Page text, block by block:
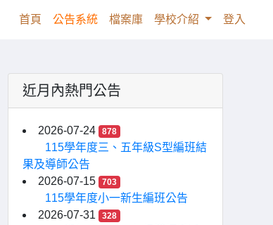
首頁 (current)
公告系統 檔案庫 學校介紹 登入
近月內熱門公告
2026-07-24 878
115學年度三、五年級S型編班結
果及導師公告
2026-07-15
703
115學年度小一新生編班公告
2026-07-31
328